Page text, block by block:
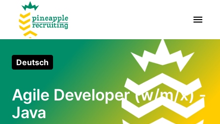
Inhalt
springenStartseite
Deutsch
Agile Developer (w/m/x) -
Java